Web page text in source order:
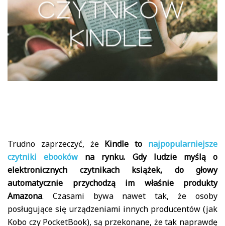
Trudno zaprzeczyć, że Kindle to najpopularniejsze
czytniki ebooków na rynku. Gdy ludzie myślą o
elektronicznych czytnikach książek, do głowy
automatycznie przychodzą im właśnie produkty
Amazona. Czasami bywa nawet tak, że osoby
posługujące się urządzeniami innych producentów (jak
Kobo czy PocketBook), są przekonane, że tak naprawdę